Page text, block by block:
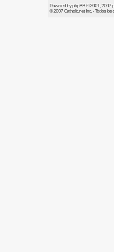
Powered byphpBB© 2001, 2007
© 2007Catholic.netInc. - Todos los